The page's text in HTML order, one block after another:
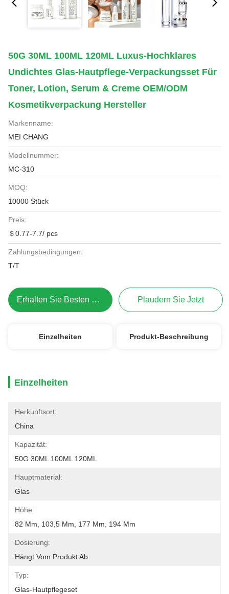
50G 30ML 100ML 120ML Luxus-Hochklares
Undichtes Glas-Hautpflege-Verpackungsset Für
Toner, Lotion, Serum & Creme OEM/ODM
Kosmetikverpackung Hersteller
Markenname:
MEI CHANG
Modellnummer:
MC-310
MOQ:
10000 Stück
Preis:
＄0.77-7.7/ pcs
Zahlungsbedingungen:
T/T
Erhalten Sie Besten Preis Plaudern Sie Jetzt
Einzelheiten Produkt-Beschreibung
Einzelheiten
Herkunftsort:
China
Kapazität:
50G 30ML 100ML 120ML
Hauptmaterial:
Glas
Höhe:
82 Mm, 103,5 Mm, 177 Mm, 194 Mm
Dosierung:
Hängt Vom Produkt Ab
Typ:
Glas-Hautpflegeset